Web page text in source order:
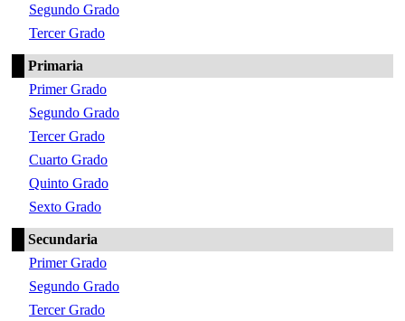
Segundo Grado
Tercer Grado
Primaria
Primer Grado
Segundo Grado
Tercer Grado
Cuarto Grado
Quinto Grado
Sexto Grado
Secundaria
Primer Grado
Segundo Grado
Tercer Grado